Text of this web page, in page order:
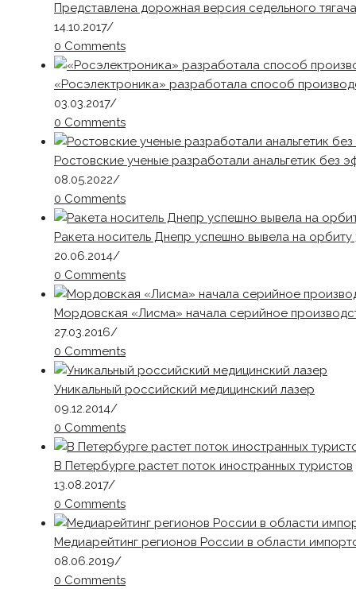
Представлена дорожная версия седельного
14.10.2017/
0 Comments
«Росэлектроника» разработала способ
03.03.2017/
0 Comments
Ростовские ученые разработали анальгетик без
08.05.2022/
0 Comments
Ракета носитель Днепр успешно вывела на орбиту
20.06.2014/
0 Comments
Мордовская «Лисма» начала серийное
27.03.2016/
0 Comments
Уникальный российский медицинский лазер
09.12.2014/
0 Comments
В Петербурге растет поток иностранных туристов
13.08.2017/
0 Comments
Медиарейтинг регионов России в области
08.06.2019/
0 Comments